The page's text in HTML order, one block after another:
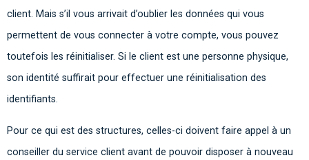
client. Mais s’il vous arrivait d’oublier les données qui vous
permettent de vous connecter à votre compte, vous pouvez
toutefois les réinitialiser. Si le client est une personne physique,
son identité suffirait pour effectuer une réinitialisation des
identifiants.
Pour ce qui est des structures, celles-ci doivent faire appel à un
conseiller du service client avant de pouvoir disposer à nouveau